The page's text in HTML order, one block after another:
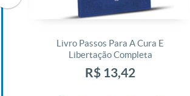
Livro Passos Para A Cura E
Libertação Completa
R$ 13,42